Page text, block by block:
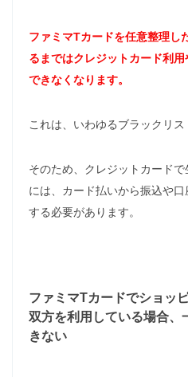
ファミマTカードを任意整理し
るまではクレジットカード利
できなくなります。
これは、いわゆるブラックリス
そのため、クレジットカード
には、カード払いから振込や
する必要があります。
ファミマTカードでショッ
双方を利用している場合、
きない